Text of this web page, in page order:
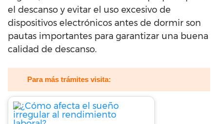
el descanso y evitar el uso excesivo de
dispositivos electrónicos antes de dormir son
pautas importantes para garantizar una buena
calidad de descanso.
Para más trámites visita: